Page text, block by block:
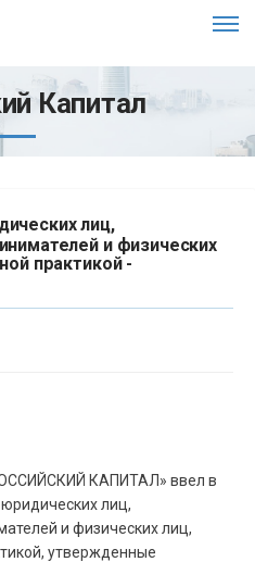
Капитал
лиц,
и физических
практикой -
КАПИТАЛ» ввел в
лиц,
и физических лиц,
утвержденные